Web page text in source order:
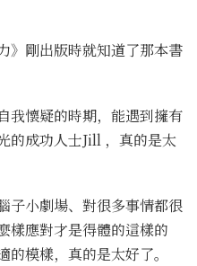
》剛出版時就知道了那本書
我懷疑的時期，能遇到擁有
的成功人士Jill ，真的是太
子小劇場、對很多事情都很
樣應對才是得體的這樣的
模樣，真的是太好了。